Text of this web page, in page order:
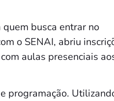
busca entrar no
o SENAI, abriu
aulas presenciais
programação.